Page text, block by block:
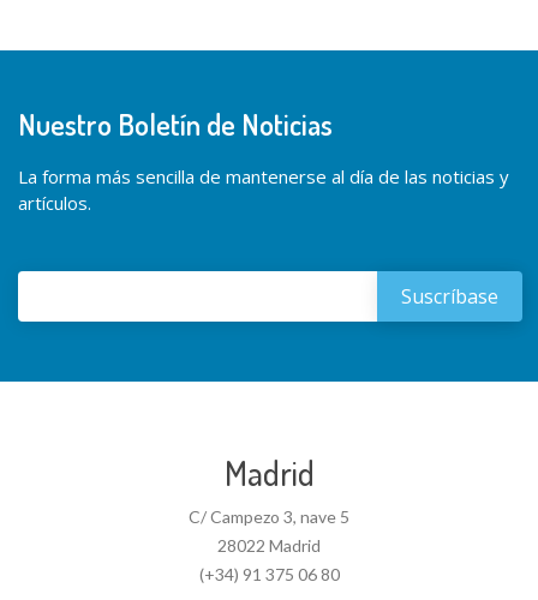
Nuestro Boletín de Noticias
La forma más sencilla de mantenerse al día de las noticias y
artículos.
Madrid
C/ Campezo 3, nave 5
28022 Madrid
(+34) 91 375 06 80